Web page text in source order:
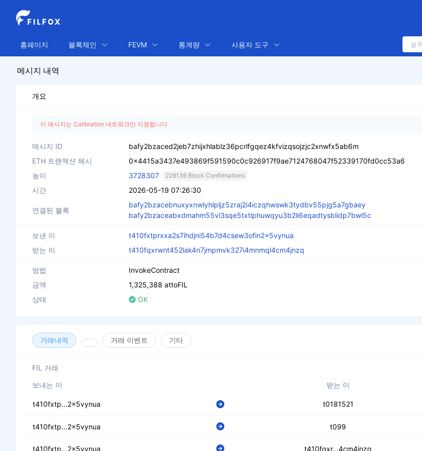
홈페이지 블록체인 FEVM 통계량 사용자 도구
메시지 내역
개요
이 메시지는 Calibration 네트워크만 지원합니다
메시지 ID
bafy2bzaced2jeb7zhijxhlablz36pcrlfgqez4kfvizqsojzjc2xnwfx5ab6m
ETH 트랜잭션 해시
0x4415a3437e493869f591590c0c926917f9ae7124768047f52339170fd0cc53a6
높이
3728307 229136 Block Confirmations
시간 2026-05-19 07:26:30
연결된 블록
bafy2bzacebnuxyxnwlyhlpljz5zraj2i4iczqhwswk3tydbv55pjg5a7gbaey
bafy2bzaceabxdmahm55vl3sqe5txtiphuwqyu3b2li6eqadtysblidp7bwl5c
보낸 이
t410fxtprxxa2s7ihdjni54b7d4csew3ofin2x5vynua
받는 이
t410fqxrwnt452lak4n7jmpmvk327i4mnmql4cm4jnzq
방법
InvokeContract
금액
1,325,388 attoFIL
상태
OK
거래내역 거래 이벤트 기타
FIL 거래
보내는 이
받는 이
t410fxtp...2x5vynua t0181521
t410fxtp...2x5vynua t099
t410fxtp...2x5vynua t410fqxr...4cm4jnzq